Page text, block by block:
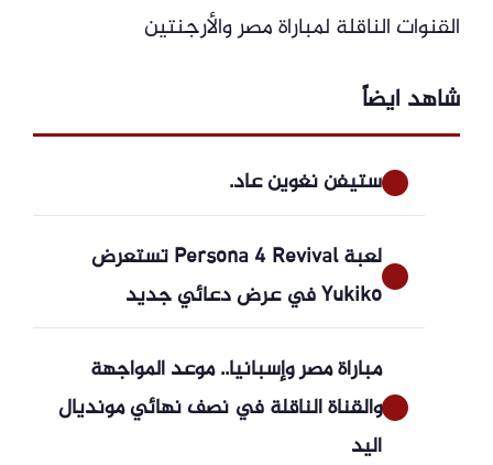
القنوات الناقلة لمباراة مصر والأرجنتين
شاهد ايضاً
ستيفن نغوين عاد.
لعبة Persona 4 Revival تستعرض
Yukiko في عرض دعائي جديد
مباراة مصر وإسبانيا.. موعد المواجهة
والقناة الناقلة في نصف نهائي مونديال
اليد